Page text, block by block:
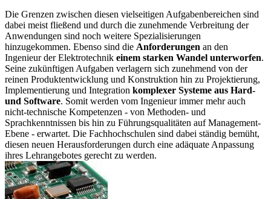
Die Grenzen zwischen diesen vielseitigen Aufgabenbereichen sind
dabei meist fließend und durch die zunehmende Verbreitung der
Anwendungen sind noch weitere Spezialisierungen
hinzugekommen. Ebenso sind die Anforderungen an den
Ingenieur der Elektrotechnik einem starken Wandel unterworfen.
Seine zukünftigen Aufgaben verlagern sich zunehmend von der
reinen Produktentwicklung und Konstruktion hin zu Projektierung,
Implementierung und Integration komplexer Systeme aus Hard-
und Software. Somit werden vom Ingenieur immer mehr auch
nicht-technische Kompetenzen - von Methoden- und
Sprachkenntnissen bis hin zu Führungsqualitäten auf Management-
Ebene - erwartet. Die Fachhochschulen sind dabei ständig bemüht,
diesen neuen Herausforderungen durch eine adäquate Anpassung
ihres Lehrangebotes gerecht zu werden.